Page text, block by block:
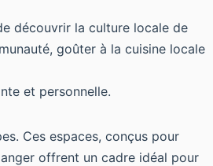
découvrir la culture locale de
goûter à la cuisine locale
et personnelle.
Ces espaces, conçus pour
offrent un cadre idéal pour